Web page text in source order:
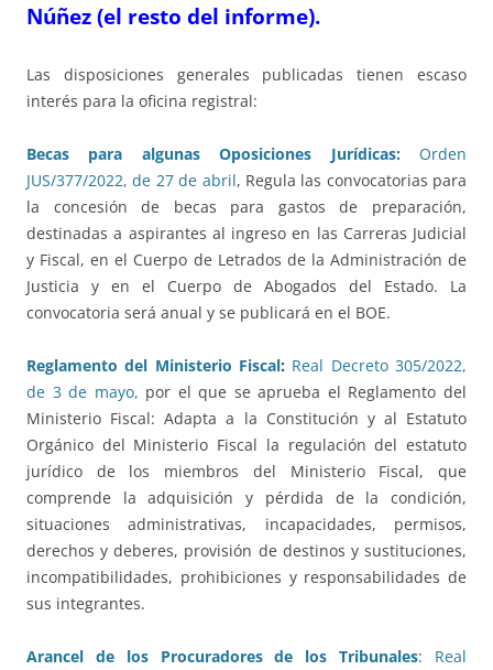
Núñez (el resto del informe).
Las disposiciones generales publicadas tienen escaso
interés para la oficina registral:
Becas para algunas Oposiciones Jurídicas:
Orden
JUS/377/2022, de 27 de abril, Regula las convocatorias para
la concesión de becas para gastos de preparación,
destinadas a aspirantes al ingreso en las Carreras Judicial
y Fiscal, en el Cuerpo de Letrados de la Administración de
Justicia y en el Cuerpo de Abogados del Estado. La
convocatoria será anual y se publicará en el BOE.
Reglamento del Ministerio Fiscal: Real Decreto 305/2022,
de 3 de mayo, por el que se aprueba el Reglamento del
Ministerio Fiscal: Adapta a la Constitución y al Estatuto
Orgánico del Ministerio Fiscal la regulación del estatuto
jurídico de los miembros del Ministerio Fiscal, que
comprende la adquisición y pérdida de la condición,
situaciones administrativas, incapacidades, permisos,
derechos y deberes, provisión de destinos y sustituciones,
incompatibilidades, prohibiciones y responsabilidades de
sus integrantes.
Arancel de los Procuradores de los Tribunales: Real